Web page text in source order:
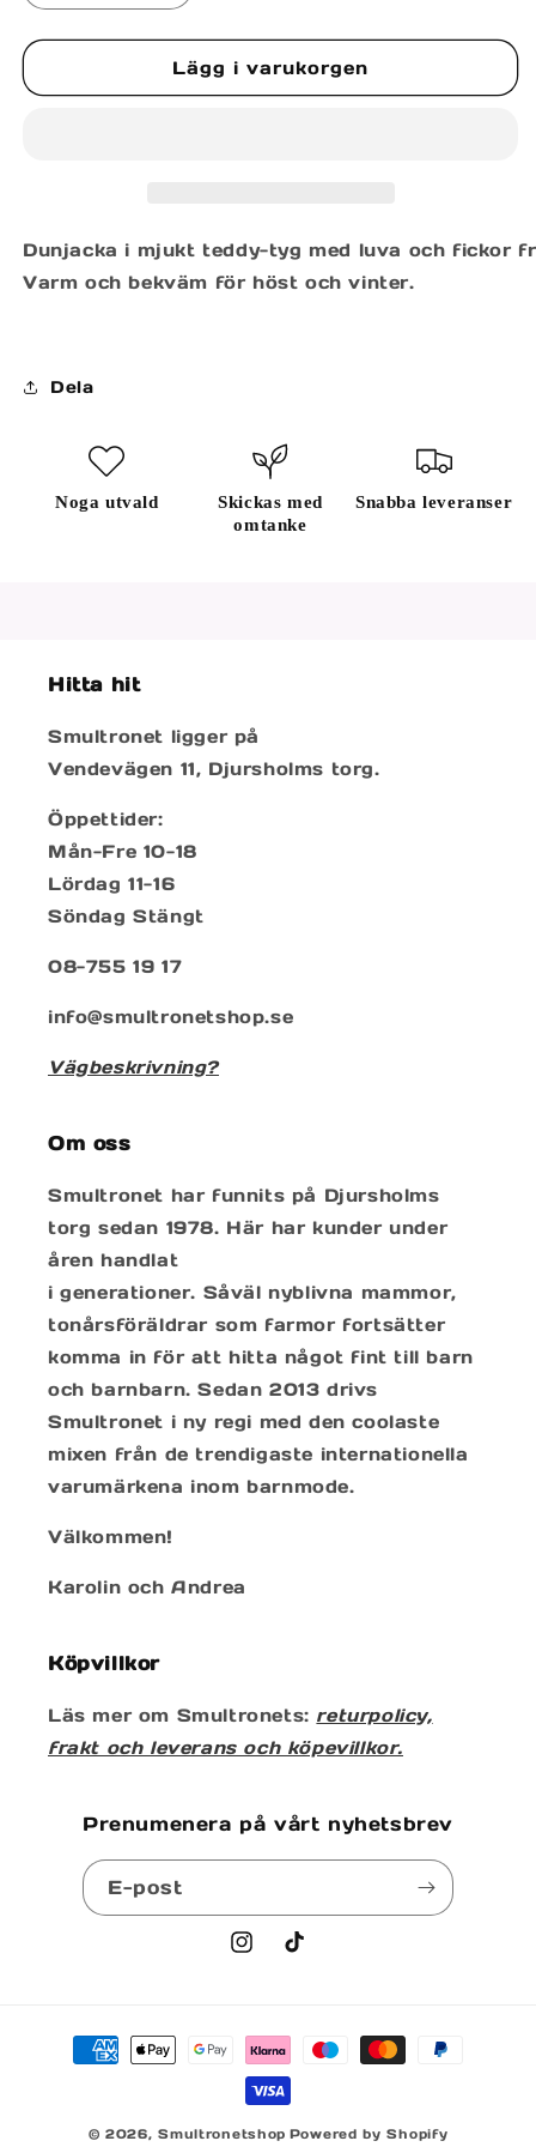
för
JACKET
för
AUDRIEU
JACKET
Lägg i varukorgen
Dunjacka i mjukt teddy-tyg med luva och fickor
Varm och bekväm för höst och vinter.
Dela
Noga utvald
Skickas med
omtanke
Snabba leveranser
Hitta hit
Smultronet ligger på
Vendevägen 11, Djursholms torg.
Öppettider:
Mån-Fre 10-18
Lördag 11-16
Söndag Stängt
08-755 19 17
info@smultronetshop.se
Vägbeskrivning?
Om oss
Smultronet har funnits på Djursholms
torg sedan 1978. Här har kunder under
åren handlat
i generationer. Såväl nyblivna mammor,
tonårsföräldrar som farmor fortsätter
komma in för att hitta något fint till barn
och barnbarn. Sedan 2013 drivs
Smultronet i ny regi med den coolaste
mixen från de trendigaste internationella
varumärkena inom barnmode.
Välkommen!
Karolin och Andrea
Köpvillkor
Läs mer om Smultronets: returpolicy,
frakt och leverans och köpevillkor.
Prenumenera på vårt nyhetsbrev
E-post
Instagram
TikTok
Betalningsmetoder
© 2026,Smultronetshop Powered by Shopify